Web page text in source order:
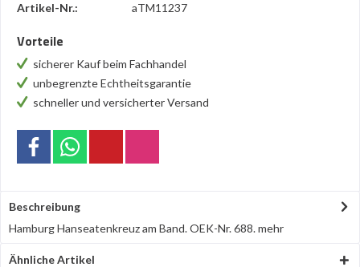
Artikel-Nr.: aTM11237
Vorteile
sicherer Kauf beim Fachhandel
unbegrenzte Echtheitsgarantie
schneller und versicherter Versand
Beschreibung
Hamburg Hanseatenkreuz am Band. OEK-Nr. 688.mehr
Ähnliche Artikel